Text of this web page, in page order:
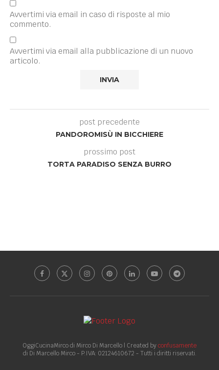
Avvertimi via email in caso di risposte al mio
commento.
Avvertimi via email alla pubblicazione di un nuovo
articolo.
post precedente
PANDOROMISÙ IN BICCHIERE
prossimo post
TORTA PARADISO SENZA BURRO
OggiCucinaMirco di Mirco Di Marcello | Created byconfusamente
di Di Marcello Mirco - P.IVA: 02124610672 - Tutti i diritti riservati.